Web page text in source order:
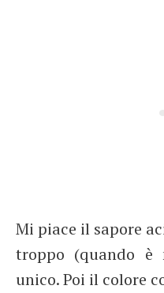
Mi piace il sapore
troppo (quando è
unico. Poi il colore